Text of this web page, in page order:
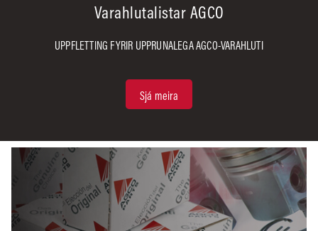
Varahlutalistar AGCO
UPPFLETTING FYRIR UPPRUNALEGA AGCO-VARAHLUTI
Sjá meira